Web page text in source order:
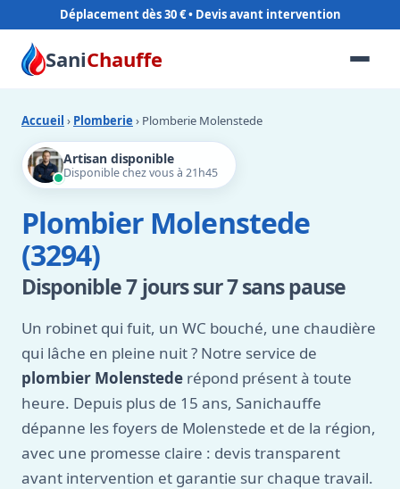
Déplacement dès 30 €
SaniChauffe
Accueil › Plomberie › Plomberie Molenstede
Artisan disponible
Disponible chez vous à 21h45
Plombier Molenstede
(3294)
Disponible 7 jours sur 7 sans pause
Un robinet qui fuit, un WC bouché, une chaudière
qui lâche en pleine nuit ? Notre service de
plombier Molenstede répond présent à toute
heure. Depuis plus de 15 ans, Sanichauffe
dépanne les foyers de Molenstede et de la région,
avec une promesse claire : devis transparent
avant intervention et garantie sur chaque travail.